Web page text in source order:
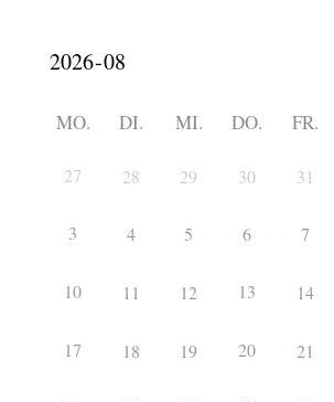
MO. DI. MI. DO. FR.
27 28 29 30 31
3 4 5 6 7
10 11 12 13 14
17 18 19 20 21